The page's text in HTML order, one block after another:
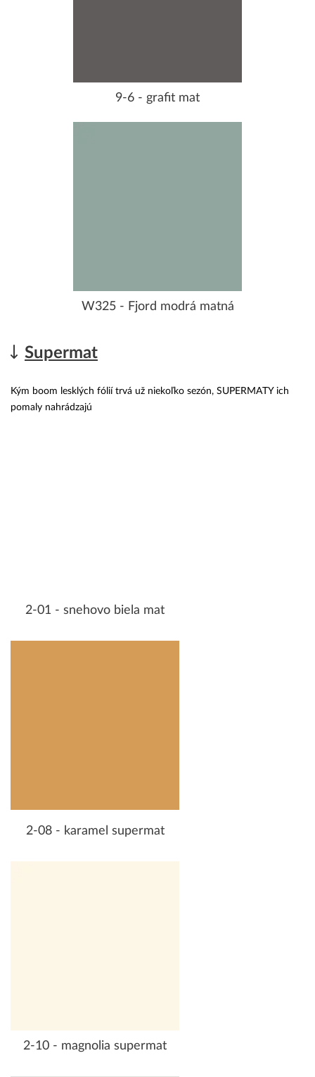
9-6 - grafit mat
W325 - Fjord modrá matná
Supermat
Kým boom lesklých fólií trvá už niekoľko sezón, SUPERMATY ich
pomaly nahrádzajú
2-01 - snehovo biela mat
2-08 - karamel supermat
2-10 - magnolia supermat